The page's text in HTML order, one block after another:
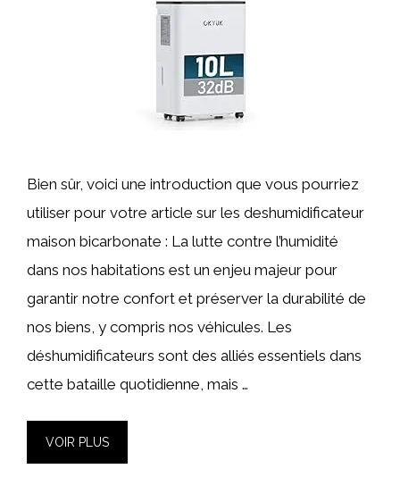
Bien sûr, voici une introduction que vous pourriez
utiliser pour votre article sur les deshumidificateur
maison bicarbonate : La lutte contre l’humidité
dans nos habitations est un enjeu majeur pour
garantir notre confort et préserver la durabilité de
nos biens, y compris nos véhicules. Les
déshumidificateurs sont des alliés essentiels dans
cette bataille quotidienne, mais …
VOIR PLUS